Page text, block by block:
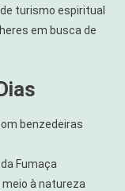
turismo espiritual
em busca de
benzedeiras
Fumaça
à natureza